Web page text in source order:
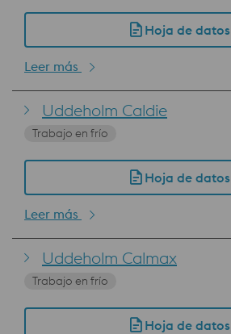
Hoja de datos
Leer más
Uddeholm Caldie
Trabajo en frío
Hoja de datos
Leer más
Uddeholm Calmax
Trabajo en frío
Hoja de datos